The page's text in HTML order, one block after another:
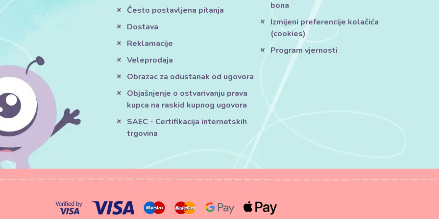
Često postavljena pitanja
Dostava
Reklamacije
Veleprodaja
Obrazac za odustanak od ugovora
Objašnjenje o ostvarivanju prava
kupca na raskid kupnog ugovora
SAEC - Certifikacija internetskih
trgovina
bona
Izmijeni preferencije kolačića
(cookies)
Program vjernosti